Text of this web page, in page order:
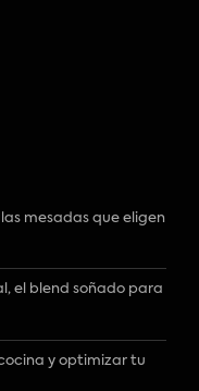
mesadas que eligen
el blend soñado para
y optimizar tu